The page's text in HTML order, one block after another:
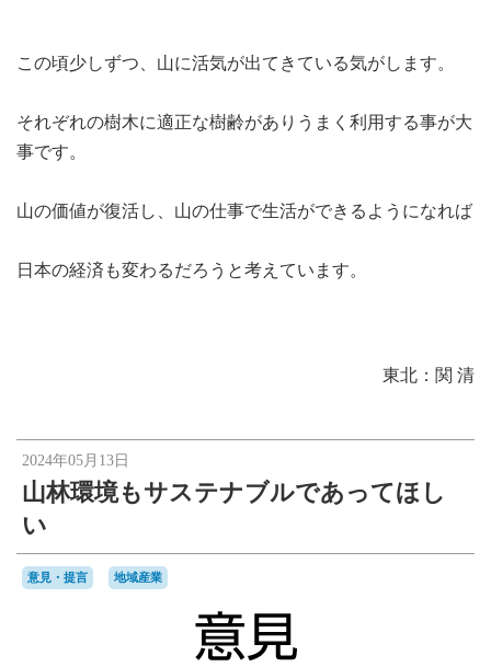
この頃少しずつ、山に活気が出てきている気がします。
それぞれの樹木に適正な樹齢がありうまく利用する事が大
事です。
山の価値が復活し、山の仕事で生活ができるようになれば
日本の経済も変わるだろうと考えています。
東北：関 清
2024年05月13日
山林環境もサステナブルであってほし
い
意見・提言 地域産業